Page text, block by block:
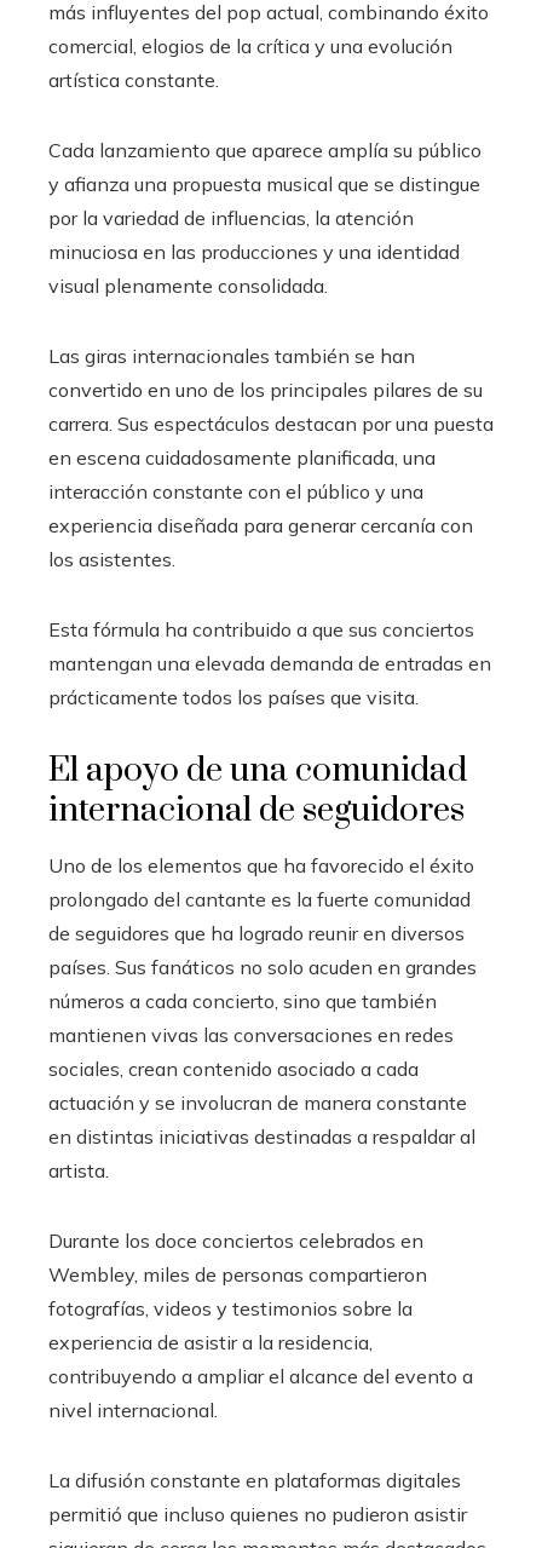
más influyentes del pop actual, combinando éxito
comercial, elogios de la crítica y una evolución
artística constante.
Cada lanzamiento que aparece amplía su público
y afianza una propuesta musical que se distingue
por la variedad de influencias, la atención
minuciosa en las producciones y una identidad
visual plenamente consolidada.
Las giras internacionales también se han
convertido en uno de los principales pilares de su
carrera. Sus espectáculos destacan por una puesta
en escena cuidadosamente planificada, una
interacción constante con el público y una
experiencia diseñada para generar cercanía con
los asistentes.
Esta fórmula ha contribuido a que sus conciertos
mantengan una elevada demanda de entradas en
prácticamente todos los países que visita.
El apoyo de una comunidad
internacional de seguidores
Uno de los elementos que ha favorecido el éxito
prolongado del cantante es la fuerte comunidad
de seguidores que ha logrado reunir en diversos
países. Sus fanáticos no solo acuden en grandes
números a cada concierto, sino que también
mantienen vivas las conversaciones en redes
sociales, crean contenido asociado a cada
actuación y se involucran de manera constante
en distintas iniciativas destinadas a respaldar al
artista.
Durante los doce conciertos celebrados en
Wembley, miles de personas compartieron
fotografías, videos y testimonios sobre la
experiencia de asistir a la residencia,
contribuyendo a ampliar el alcance del evento a
nivel internacional.
La difusión constante en plataformas digitales
permitió que incluso quienes no pudieron asistir